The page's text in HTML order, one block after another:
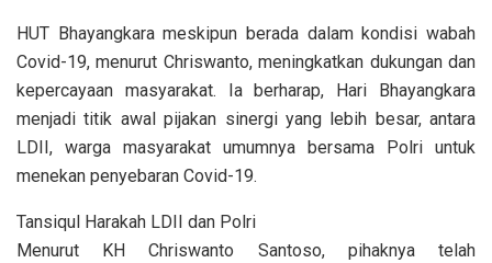
HUT Bhayangkara meskipun berada dalam kondisi wabah
Covid-19, menurut Chriswanto, meningkatkan dukungan dan
kepercayaan masyarakat. Ia berharap, Hari Bhayangkara
menjadi titik awal pijakan sinergi yang lebih besar, antara
LDII, warga masyarakat umumnya bersama Polri untuk
menekan penyebaran Covid-19.
Tansiqul Harakah LDII dan Polri
Menurut KH Chriswanto Santoso, pihaknya telah